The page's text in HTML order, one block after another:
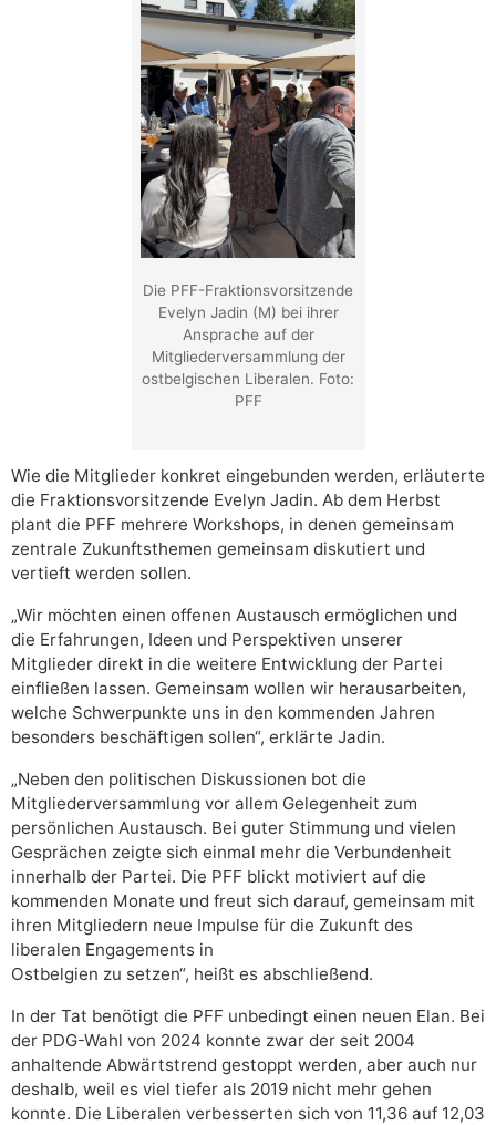
Die PFF-Fraktionsvorsitzende
Evelyn Jadin (M) bei ihrer
Ansprache auf der
Mitgliederversammlung der
ostbelgischen Liberalen. Foto:
PFF
Wie die Mitglieder konkret eingebunden werden, erläuterte
die Fraktionsvorsitzende Evelyn Jadin. Ab dem Herbst
plant die PFF mehrere Workshops, in denen gemeinsam
zentrale Zukunftsthemen gemeinsam diskutiert und
vertieft werden sollen.
„Wir möchten einen offenen Austausch ermöglichen und
die Erfahrungen, Ideen und Perspektiven unserer
Mitglieder direkt in die weitere Entwicklung der Partei
einfließen lassen. Gemeinsam wollen wir herausarbeiten,
welche Schwerpunkte uns in den kommenden Jahren
besonders beschäftigen sollen“, erklärte Jadin.
„Neben den politischen Diskussionen bot die
Mitgliederversammlung vor allem Gelegenheit zum
persönlichen Austausch. Bei guter Stimmung und vielen
Gesprächen zeigte sich einmal mehr die Verbundenheit
innerhalb der Partei. Die PFF blickt motiviert auf die
kommenden Monate und freut sich darauf, gemeinsam mit
ihren Mitgliedern neue Impulse für die Zukunft des
liberalen Engagements in
Ostbelgien zu setzen“, heißt es abschließend.
In der Tat benötigt die PFF unbedingt einen neuen Elan. Bei
der PDG-Wahl von 2024 konnte zwar der seit 2004
anhaltende Abwärtstrend gestoppt werden, aber auch nur
deshalb, weil es viel tiefer als 2019 nicht mehr gehen
konnte. Die Liberalen verbesserten sich von 11,36 auf 12,03